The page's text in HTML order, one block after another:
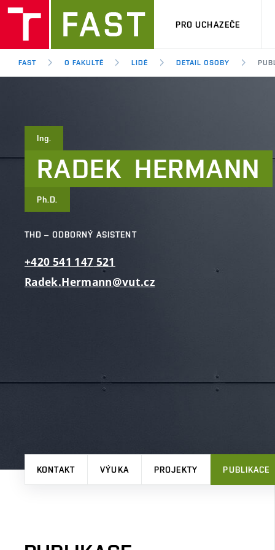
PRO UCHAZEČE
FAST O FAKULTĚ LIDÉ DETAIL OSOBY
Ing.
RADEK HERMANN
Ph.D.
THD – ODBORNÝ ASISTENT
+420 541 147 521
Radek.Hermann@vut.cz
KONTAKT VÝUKA PROJEKTY PUBLIKACE